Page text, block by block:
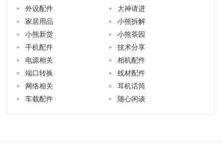
外设配件
大神请进
家居用品
小熊拆解
小熊新货
小熊茶园
手机配件
技术分享
电源相关
相机配件
端口转换
线材配件
网络相关
耳机话筒
车载配件
随心闲谈